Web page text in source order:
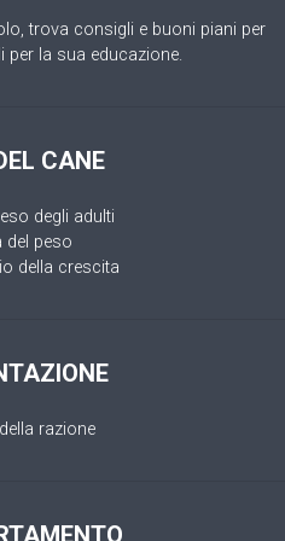
trova consigli e buoni piani per
per la sua educazione.
CANE
degli adulti
del peso
della crescita
razione